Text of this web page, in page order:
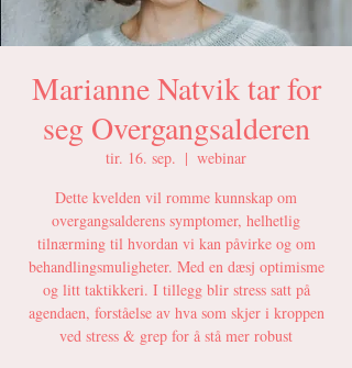
Marianne Natvik tar for
seg Overgangsalderen
tir. 16. sep.
  |
webinar
Dette kvelden vil romme kunnskap om
overgangsalderens symptomer, helhetlig
tilnærming til hvordan vi kan påvirke og om
behandlingsmuligheter. Med en dæsj optimisme
og litt taktikkeri. I tillegg blir stress satt på
agendaen, forståelse av hva som skjer i kroppen
ved stress & grep for å stå mer robust